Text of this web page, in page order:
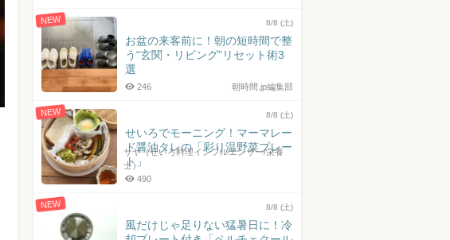
NEW 8/8 (土)
お盆の来客前に！朝の短時間で整
う“玄関・リビング”リセット術3
選
朝時間.jp編集部
246
NEW 8/8 (土)
せいろでモーニング！マーマレー
ド醤油タレの「彩り温野菜プレー
ト」
サヤ（せいろ料理インフルエンサー/栄養
士）
490
NEW 8/8 (土)
風だけじゃ足りない猛暑日に！冷